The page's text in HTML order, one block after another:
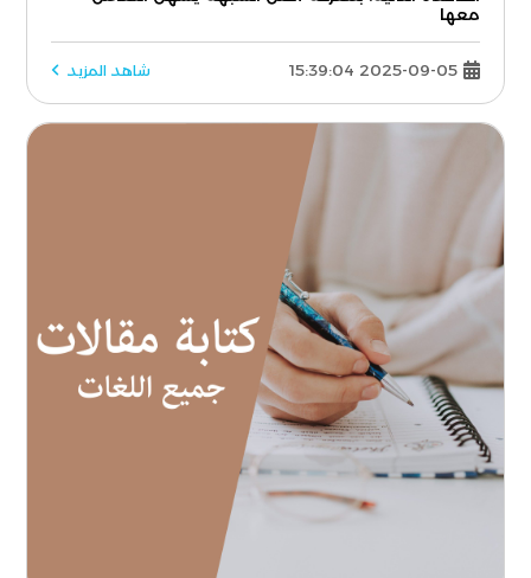
معها
2025-09-05 15:39:04 شاهد المزيد